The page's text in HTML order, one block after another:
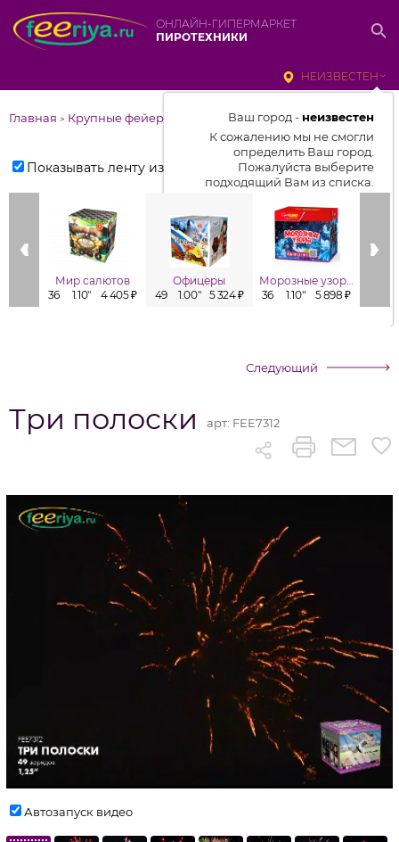
ОНЛАЙН-ГИПЕРМАРКЕТ
ПИРОТЕХНИКИ
НЕИЗВЕСТЕН
Ваш город - неизвестен
К сожалению мы не смогли
определить Ваш город.
Пожалуйста выберите
подходящий Вам из списка.
Выбрать город
От выбранного города зависит
отображаемый ассортимент,
цены, наличие и условия
доставки
Главная > Крупные фейерверки
Показывать ленту изделий
Мир салютов
36
1.10" 4 405 ₽
Офицеры
49
1.00" 5 324 ₽
Морозные узоры
36
1.10" 5 898 ₽
Следующий
Три полоски арт: FEE7312
Автозапуск видео